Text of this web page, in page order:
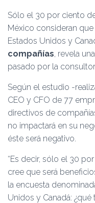
Sólo el 30 por ciento
México consideran
Estados Unidos y
compañías, revela
pasado por la
Según el estudio -
CEO y CFO de 77
directivos de
no impactará en su
éste será negativo.
“Es decir, sólo el 30
cree que será
la encuesta
Unidos y Canadá: